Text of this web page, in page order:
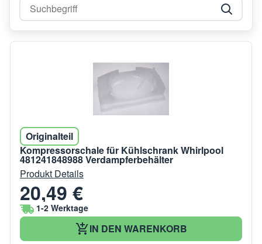
Originalteil
Kompressorschale für Kühlschrank Whirlpool
481241848988 Verdampferbehälter
Produkt Details
20,49 €
1-2 Werktage
IN DEN WARENKORB